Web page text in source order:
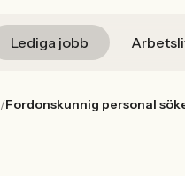
Lediga jobb
/Fordonskunnig personal